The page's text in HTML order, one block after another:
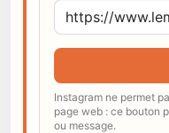
Instagram ne permet
page web : ce bouton
ou message.